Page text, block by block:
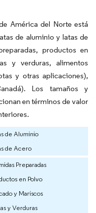
América del Norte está
de aluminio y latas de
productos en
y verduras, alimentos
y otras aplicaciones),
Los tamaños y
en términos de valor
de Aluminio
de Acero
Preparadas
en Polvo
y Mariscos
y Verduras